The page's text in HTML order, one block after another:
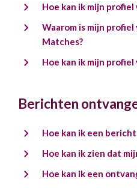
Hoe kan ik mijn profiel
Waarom is mijn
Matches?
Hoe kan ik mijn
Berichten
Hoe kan ik een
Hoe kan ik zien dat
Hoe kan ik een